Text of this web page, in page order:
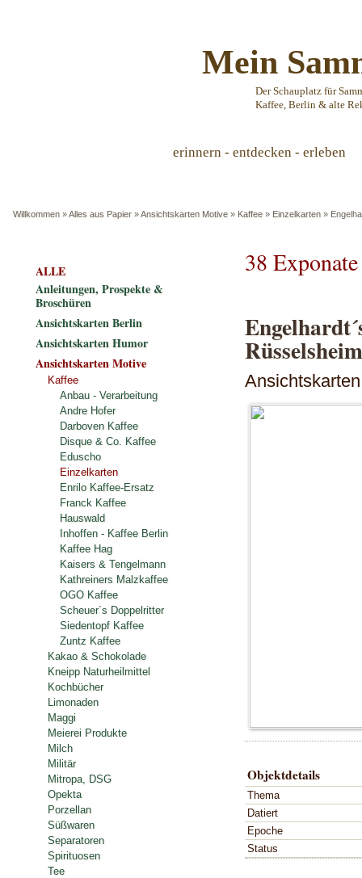
Mein
Der Schauplatz für
Kaffee, Berlin & alte
erinnern - entdecken - erleben
Willkommen »Alles aus Papier »Ansichtskarten Motive » Kaffee » Einzelkarten »
38
Rüsselsheim
Objektdetails
Thema
Datiert
Epoche
Status
ALLE
Anleitungen, Prospekte &
Broschüren
Ansichtskarten Berlin
Ansichtskarten Humor
Ansichtskarten Motive
Kaffee
Anbau - Verarbeitung
Andre Hofer
Darboven Kaffee
Disque & Co. Kaffee
Eduscho
Einzelkarten
Enrilo Kaffee-Ersatz
Franck Kaffee
Hauswald
Inhoffen - Kaffee Berlin
Kaffee Hag
Kaisers & Tengelmann
Kathreiners Malzkaffee
OGO Kaffee
Scheuer´s Doppelritter
Siedentopf Kaffee
Zuntz Kaffee
Kakao & Schokolade
Kneipp Naturheilmittel
Kochbücher
Limonaden
Maggi
Meierei Produkte
Milch
Militär
Mitropa, DSG
Opekta
Porzellan
Süßwaren
Separatoren
Spirituosen
Tee